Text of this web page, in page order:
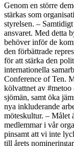
Genom en större
stärkas som
styrelsen. –
ansvaret. Med detta
behöver inför de
den förbättrade
för att stärka den
internationella
Conference of Ten.
kölvattnet av
sjömän, samt öka
nya inkluderande
möteskultur. – Målet
medlemmar i vår
pinsamt att vi inte
till årets